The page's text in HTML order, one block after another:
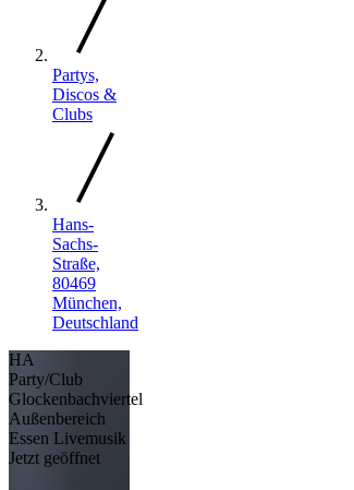
Partys,
Discos &
Clubs
Hans-
Sachs-
Straße,
80469
München,
Deutschland
HA
Party/Club
Glockenbachviertel
Außenbereich
Essen Livemusik
Jetzt geöffnet